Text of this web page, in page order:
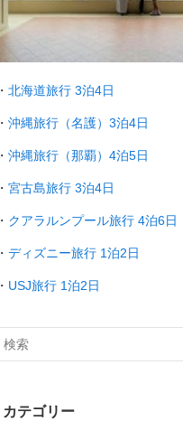
・ 北海道旅行 3泊4日
・ 沖縄旅行（名護）3泊4日
・ 沖縄旅行（那覇）4泊5日
・ 宮古島旅行 3泊4日
・ クアラルンプール旅行 4泊6日
・ ディズニー旅行 1泊2日
・ USJ旅行 1泊2日
カテゴリー